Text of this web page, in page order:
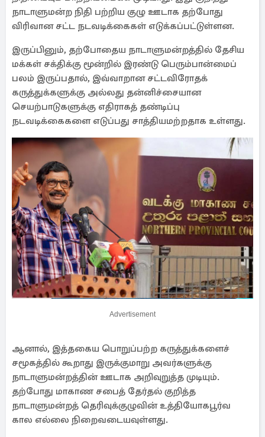
நாடாளுமன்ற நிதி பற்றிய குழு ஊடாக தற்போது
விரிவான சட்ட நடவடிக்கைகள் எடுக்கப்பட்டுள்ளன.
இருப்பினும், தற்போதைய நாடாளுமன்றத்தில் தேசிய
மக்கள் சக்திக்கு மூன்றில் இரண்டு பெரும்பான்மைப்
பலம் இருப்பதால், இவ்வாறான சட்டவிரோதக்
கருத்துக்களுக்கு அல்லது தன்னிச்சையான
செயற்பாடுகளுக்கு எதிராகத் தண்டிப்பு
நடவடிக்கைகளை எடுப்பது சாத்தியமற்றதாக உள்ளது.
Advertisement
ஆனால், இத்தகைய பொறுப்பற்ற கருத்துக்களைச்
சமூகத்தில் கூறாது இருக்குமாறு அவர்களுக்கு
நாடாளுமன்றத்தின் ஊடாக அறிவுறுத்த முடியும்.
தற்போது மாகாண சபைத் தேர்தல் குறித்த
நாடாளுமன்றத் தெரிவுக்குழுவின் உத்தியோகபூர்வ
கால எல்லை நிறைவடையவுள்ளது.